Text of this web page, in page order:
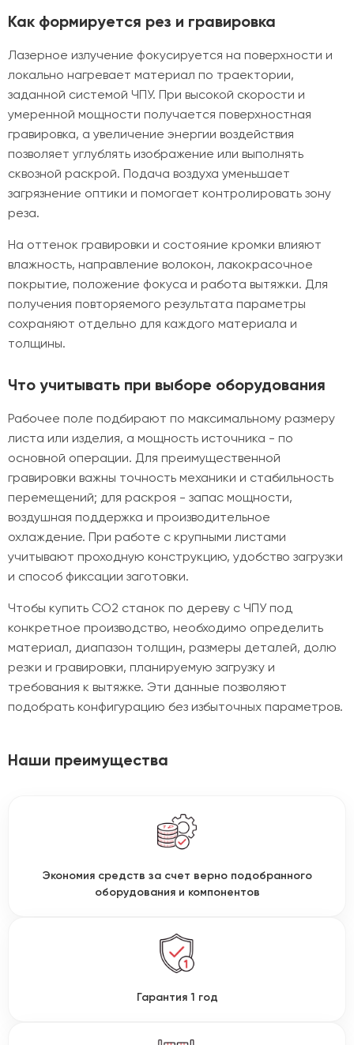
Как формируется рез и гравировка
Лазерное излучение фокусируется на поверхности и
локально нагревает материал по траектории,
заданной системой ЧПУ. При высокой скорости и
умеренной мощности получается поверхностная
гравировка, а увеличение энергии воздействия
позволяет углублять изображение или выполнять
сквозной раскрой. Подача воздуха уменьшает
загрязнение оптики и помогает контролировать зону
реза.
На оттенок гравировки и состояние кромки влияют
влажность, направление волокон, лакокрасочное
покрытие, положение фокуса и работа вытяжки. Для
получения повторяемого результата параметры
сохраняют отдельно для каждого материала и
толщины.
Что учитывать при выборе оборудования
Рабочее поле подбирают по максимальному размеру
листа или изделия, а мощность источника - по
основной операции. Для преимущественной
гравировки важны точность механики и стабильность
перемещений; для раскроя - запас мощности,
воздушная поддержка и производительное
охлаждение. При работе с крупными листами
учитывают проходную конструкцию, удобство загрузки
и способ фиксации заготовки.
Чтобы купить CO2 станок по дереву с ЧПУ под
конкретное производство, необходимо определить
материал, диапазон толщин, размеры деталей, долю
резки и гравировки, планируемую загрузку и
требования к вытяжке. Эти данные позволяют
подобрать конфигурацию без избыточных параметров.
Наши преимущества
Экономия средств за счет верно подобранного
оборудования и компонентов
Гарантия 1 год